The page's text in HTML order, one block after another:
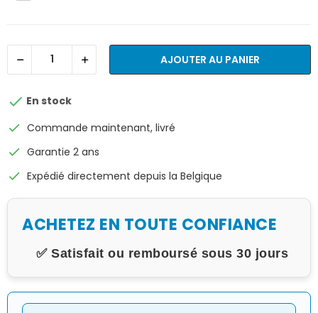
AJOUTER AU PANIER
 En stock
check Commande maintenant, livré
check Garantie 2 ans
check Expédié directement depuis la Belgique
ACHETEZ EN TOUTE CONFIANCE
✅ Satisfait ou remboursé sous 30 jours